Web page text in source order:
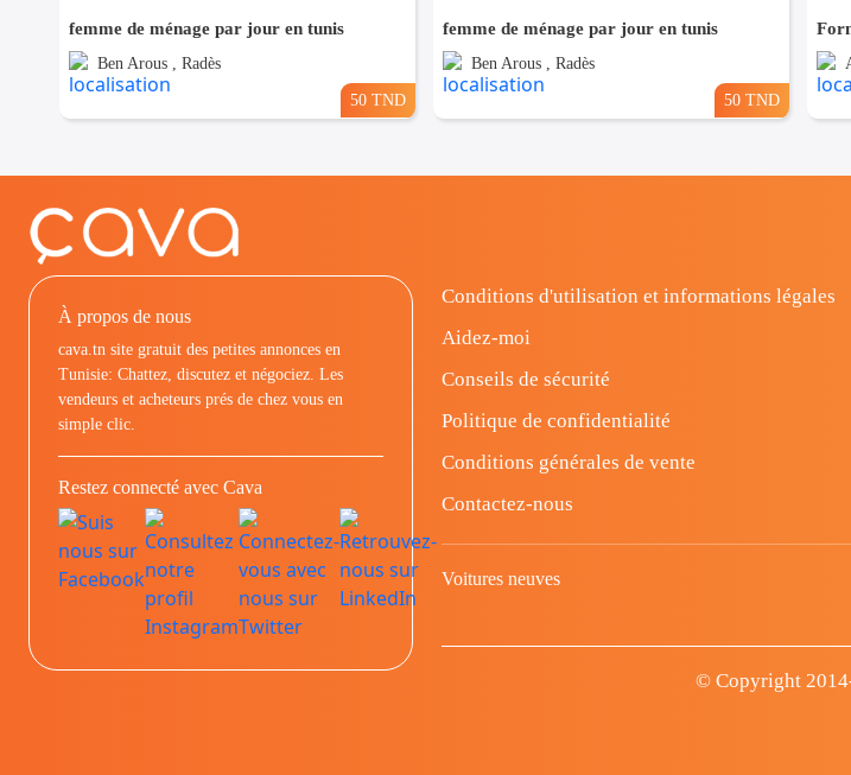
femme de ménage par jour en tunis
Ben Arous , Radès
50 TND
femme de ménage par jour en tunis
Ben Arous , Radès
50 TND
À propos de nous
cava.tn site gratuit des petites annonces en
Tunisie: Chattez, discutez et négociez. Les
vendeurs et acheteurs prés de chez vous en
simple clic.
Restez connecté avec Cava
Conditions d'utilisation et informations légales
Aidez-moi
Conseils de sécurité
Politique de confidentialité
Conditions générales de vente
Contactez-nous
Voitures neuves
© Copyright